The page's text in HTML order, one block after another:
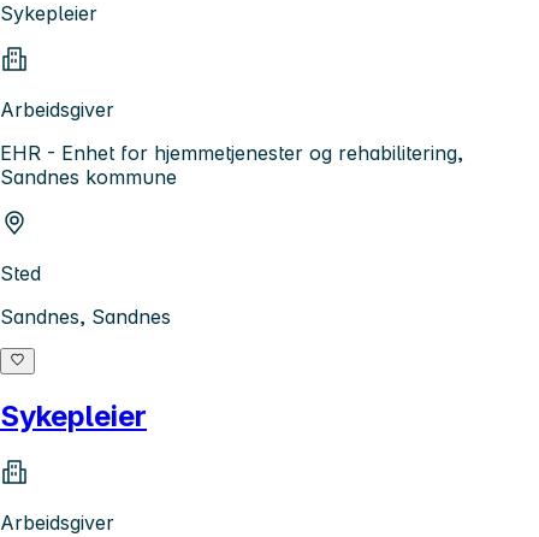
Sykepleier
Arbeidsgiver
EHR - Enhet for hjemmetjenester og rehabilitering,
Sandnes kommune
Sted
Sandnes, Sandnes
Sykepleier
Arbeidsgiver